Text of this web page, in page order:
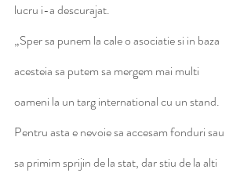
lucru i-a descurajat.
„Sper sa punem la cale o asociatie si in baza
acesteia sa putem sa mergem mai multi
oameni la un targ international cu un stand.
Pentru asta e nevoie sa accesam fonduri sau
sa primim sprijin de la stat, dar stiu de la alti